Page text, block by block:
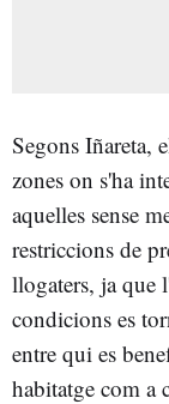
Segons Iñareta,
zones on s'ha
aquelles sense
restriccions de
llogaters, ja que
condicions es
entre qui es
habitatge com a